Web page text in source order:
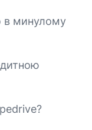
в минулому